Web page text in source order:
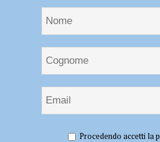
ad aprile due appuntamenti speciali: “Per
Procedendo accetti la